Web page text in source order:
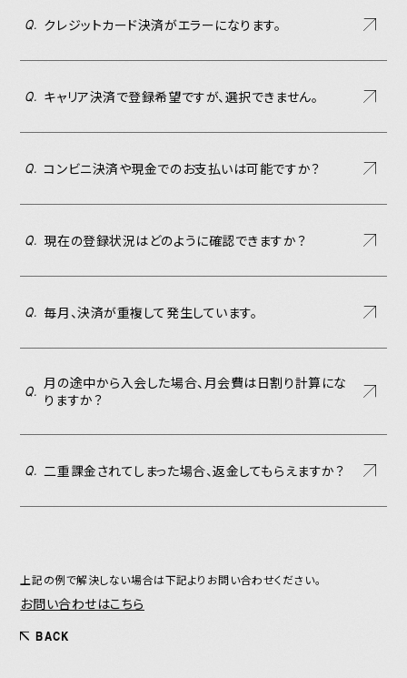
Q. クレジットカード決済がエラーになります。
Q. キャリア決済で登録希望ですが、選択できません。
Q. コンビニ決済や現金でのお支払いは可能ですか？
Q. 現在の登録状況はどのように確認できますか？
Q. 毎月、決済が重複して発生しています。
Q. 月の途中から入会した場合、月会費は日割り計算にな
りますか？
Q. 二重課金されてしまった場合、返金してもらえますか？
上記の例で解決しない場合は下記よりお問い合わせください。
お問い合わせはこちら
BACK